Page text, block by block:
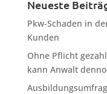
Neueste
Pkw-Schaden in
Kunden
Ohne Pflicht
kann Anwalt